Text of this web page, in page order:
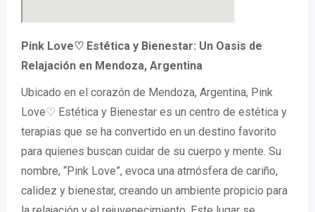
Pink Love♡ Estética y Bienestar: Un Oasis de
Relajación en Mendoza, Argentina
Ubicado en el corazón de Mendoza, Argentina, Pink
Love♡ Estética y Bienestar es un centro de estética y
terapias que se ha convertido en un destino favorito
para quienes buscan cuidar de su cuerpo y mente. Su
nombre, “Pink Love”, evoca una atmósfera de cariño,
calidez y bienestar, creando un ambiente propicio para